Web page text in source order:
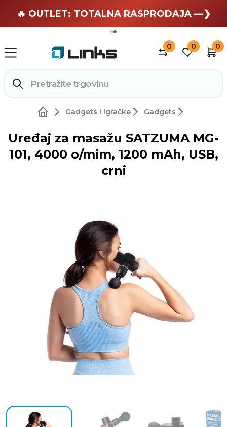
🏄 Zaslužuješ odmor —❯
🔥 OUTLET: TOTALNA RASPRODAJA —❯
0 0 0
Gadgets i igračke Gadgets
Uređaj za masažu SATZUMA MG-
101, 4000 o/mim, 1200 mAh, USB,
crni